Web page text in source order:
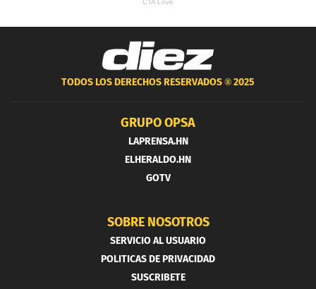
TODOS LOS DERECHOS RESERVADOS ®2025
GRUPO OPSA
LAPRENSA.HN
ELHERALDO.HN
GOTV
SOBRE NOSOTROS
SERVICIO AL USUARIO
POLITICAS DE PRIVACIDAD
SUSCRIBETE